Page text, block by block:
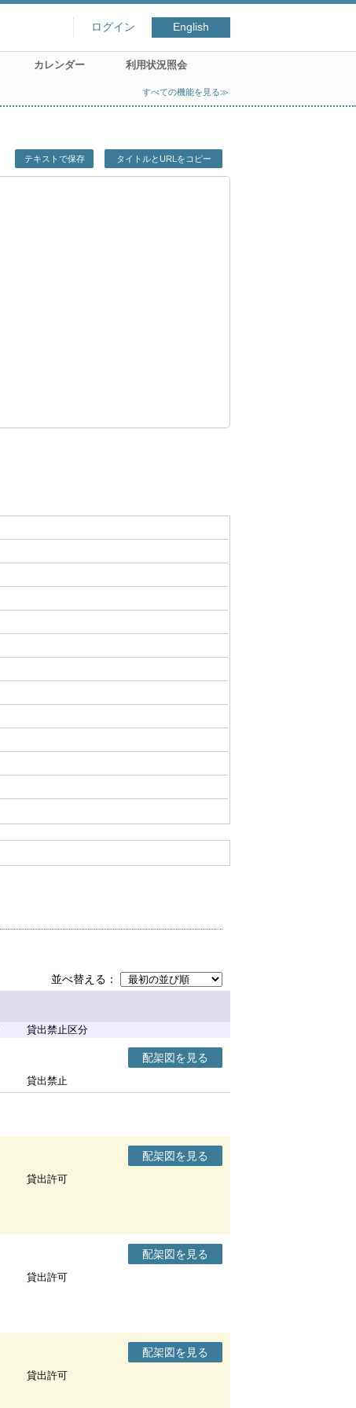
ログイン English
カレンダー 利用状況照会
すべての機能を見る≫
テキストで保存 タイトルとURLをコピー
並べ替える
貸出禁止区分
配架図を見る
貸出禁止
配架図を見る
貸出許可
配架図を見る
貸出許可
配架図を見る
貸出許可